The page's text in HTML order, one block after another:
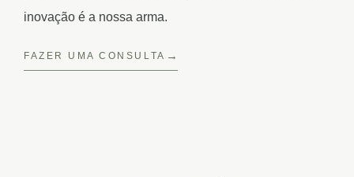
inovação é a nossa arma.
FAZER UMA CONSULTA